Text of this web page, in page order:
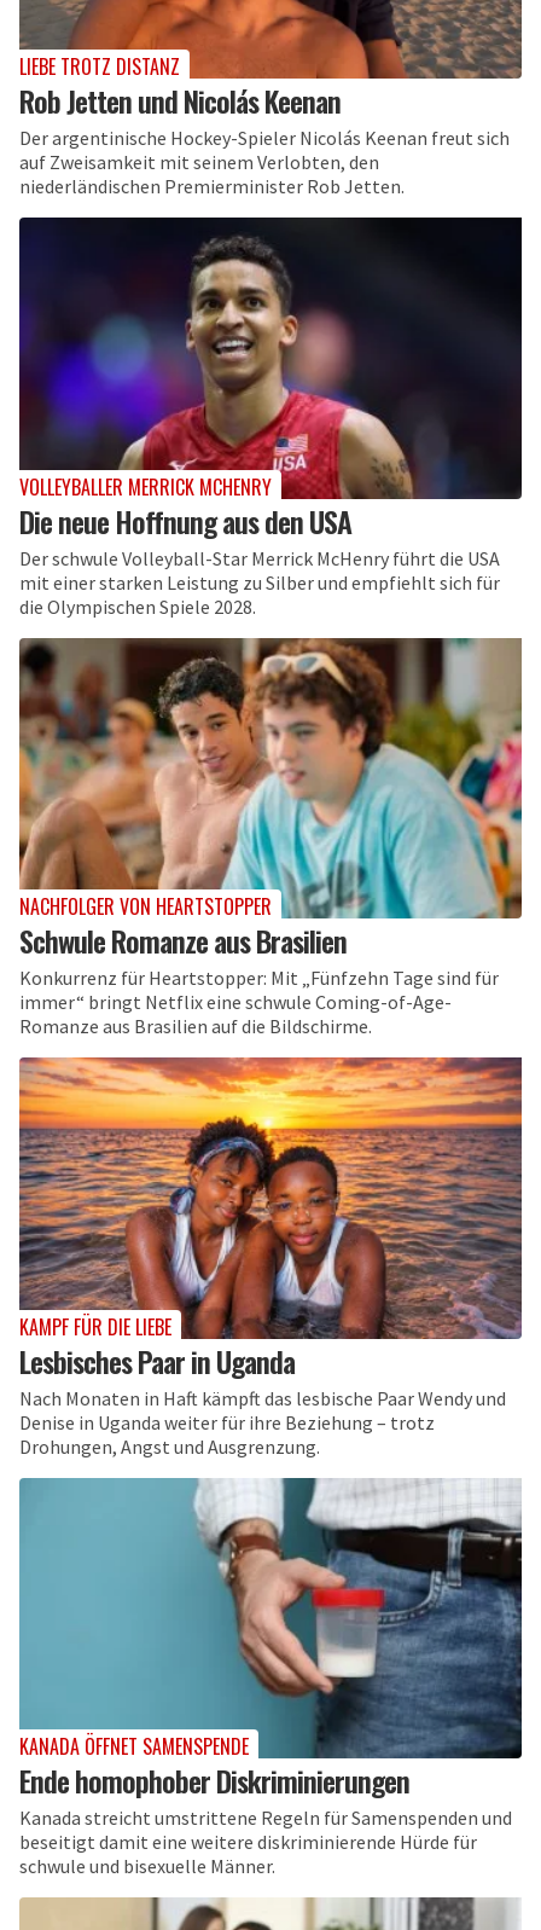
LIEBE TROTZ DISTANZ
Rob Jetten und Nicolás Keenan
Der argentinische Hockey-Spieler Nicolás Keenan freut sich
auf Zweisamkeit mit seinem Verlobten, den
niederländischen Premierminister Rob Jetten.
VOLLEYBALLER MERRICK MCHENRY
Die neue Hoffnung aus den USA
Der schwule Volleyball-Star Merrick McHenry führt die USA
mit einer starken Leistung zu Silber und empfiehlt sich für
die Olympischen Spiele 2028.
NACHFOLGER VON HEARTSTOPPER
Schwule Romanze aus Brasilien
Konkurrenz für Heartstopper: Mit „Fünfzehn Tage sind für
immer“ bringt Netflix eine schwule Coming-of-Age-
Romanze aus Brasilien auf die Bildschirme.
KAMPF FÜR DIE LIEBE
Lesbisches Paar in Uganda
Nach Monaten in Haft kämpft das lesbische Paar Wendy und
Denise in Uganda weiter für ihre Beziehung – trotz
Drohungen, Angst und Ausgrenzung.
KANADA ÖFFNET SAMENSPENDE
Ende homophober Diskriminierungen
Kanada streicht umstrittene Regeln für Samenspenden und
beseitigt damit eine weitere diskriminierende Hürde für
schwule und bisexuelle Männer.